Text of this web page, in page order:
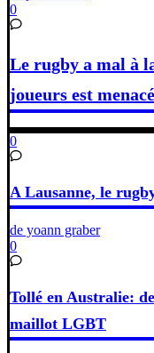
0
Le rugby a mal à
joueurs est menacé
0
A Lausanne, le
de yoann graber
0
Tollé en Australie:
maillot LGBT